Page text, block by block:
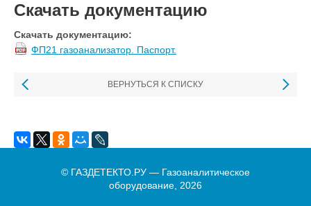
Скачать документацию
Скачать документацию:
ФП21 газоанализатор. Паспорт.
ВЕРНУТЬСЯ К СПИСКУ
© ГАЗДЕТЕКТО.РУ — Газоаналитическое
оборудование, 2026